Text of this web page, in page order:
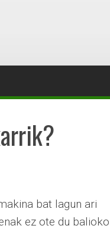
bat lagun ari
ez ote du balioko